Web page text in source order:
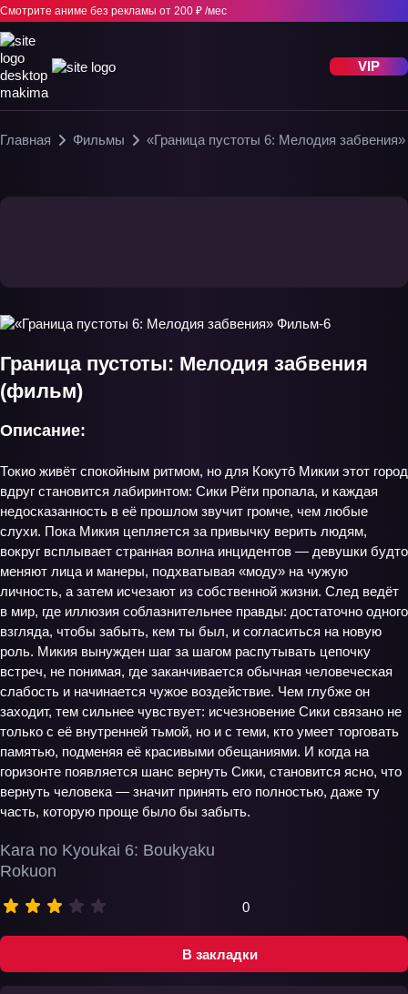
Смотрите аниме без рекламы от 200 ₽ /мес
VIP
Главная Фильмы «Граница пустоты 6: Мелодия
В закладки
Граница пустоты: Мелодия забвения
(фильм)
Kara no Kyoukai 6: Boukyaku
Rokuon
0
Описание:
Токио живёт спокойным ритмом, но для Кокутō Микии этот город
вдруг становится лабиринтом: Сики Рёги пропала, и каждая
недосказанность в её прошлом звучит громче, чем любые
слухи. Пока Микия цепляется за привычку верить людям,
вокруг всплывает странная волна инцидентов — девушки будто
меняют лица и манеры, подхватывая «моду» на чужую
личность, а затем исчезают из собственной жизни. След ведёт
в мир, где иллюзия соблазнительнее правды: достаточно одного
взгляда, чтобы забыть, кем ты был, и согласиться на новую
роль. Микия вынужден шаг за шагом распутывать цепочку
встреч, не понимая, где заканчивается обычная человеческая
слабость и начинается чужое воздействие. Чем глубже он
заходит, тем сильнее чувствует: исчезновение Сики связано не
только с её внутренней тьмой, но и с теми, кто умеет торговать
памятью, подменяя её красивыми обещаниями. И когда на
горизонте появляется шанс вернуть Сики, становится ясно, что
вернуть человека — значит принять его полностью, даже ту
часть, которую проще было бы забыть.